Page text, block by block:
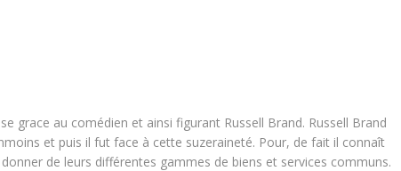
grace au comédien et ainsi figurant Russell Brand. Russell Brand
et puis il fut face à cette suzeraineté. Pour, de fait il connaît
de leurs différentes gammes de biens et services communs.